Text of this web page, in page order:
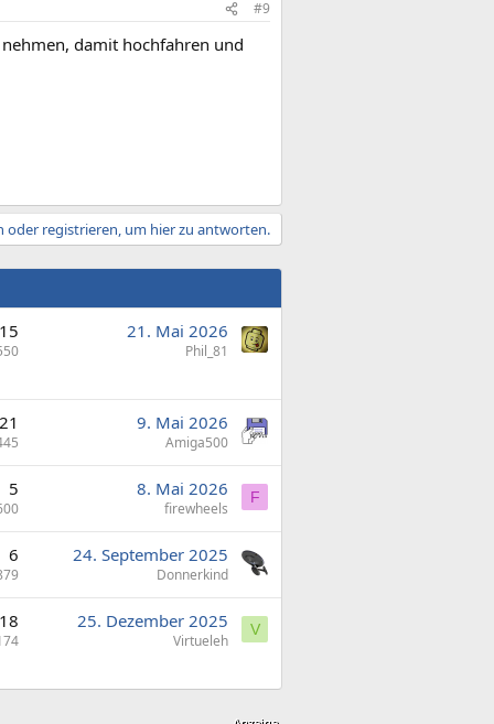
#9
damit hochfahren und
oder registrieren, um hier zu antworten.
15 21. Mai 2026
Phil_81
21 9. Mai 2026
Amiga500
5 8. Mai 2026
firewheels
F
6 24. September 2025
Donnerkind
18 25. Dezember 2025
Virtueleh
V